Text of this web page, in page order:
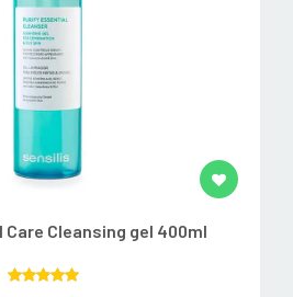
Cleansing gel 400ml